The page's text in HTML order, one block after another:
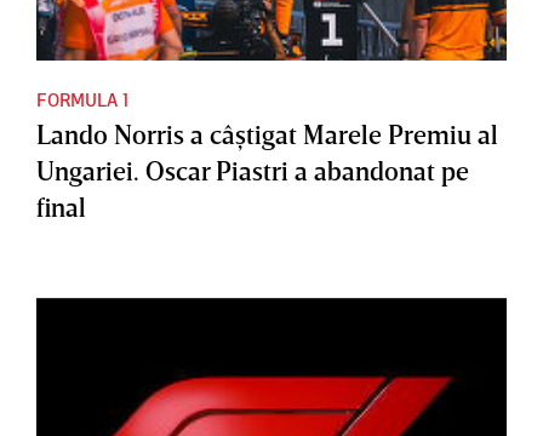
FORMULA 1
Lando Norris a câştigat Marele Premiu al
Ungariei. Oscar Piastri a abandonat pe
final